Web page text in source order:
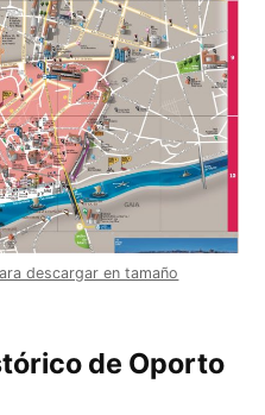
descargar en tamaño
de Oporto